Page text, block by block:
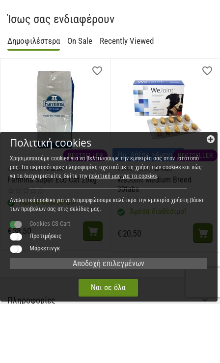
Ίσως σας ενδιαφέρουν
Δημοφιλέστερα On Sale Recently Viewed
BESTSELLER
ΚΩΔΙΚΟΣ (SKU): 22.06.001
Farmina Super Eco Cat 20kg
Άμεσα διαθέσιμο!
€38,50
Ημ. Λήξης >4μηνώνBESTSELLER
ΚΩΔΙΚΟΣ (SKU): WE-0003
WeJoint Medium Breed
30tabs
Άμεσα διαθέσιμο!
€20,50
Πληροφορίες
Πολιτική cookies
Χρησιμοποιούμε cookies για να βελτιώσουμε την εμπειρία σας στον ιστότοπό
μας. Για περισσότερες πληροφορίες σχετικά με τη χρήση των cookies και πώς
να τα διαχειριστείτε, δείτε τηνπολιτική μας για τα cookies.
Αναλυτικά cookies για να διαμορφώσουμε καλύτερα την εμπειρία χρήστη βάσει
των προβολών σας στις σελίδες μας.
Cookies CS-Cart
Προτιμήσεις
Μάρκετινγκ
Αποδοχή επιλεγμένων
Ναι σε όλα